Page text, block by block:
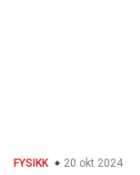
FYSIKK 20 okt 2024